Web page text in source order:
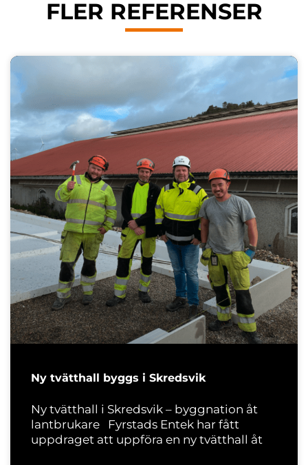
FLER REFERENSER
Ny tvätthall byggs i Skredsvik
Ny tvätthall i Skredsvik – byggnation åt
lantbrukare Fyrstads Entek har fått
uppdraget att uppföra en ny tvätthall åt